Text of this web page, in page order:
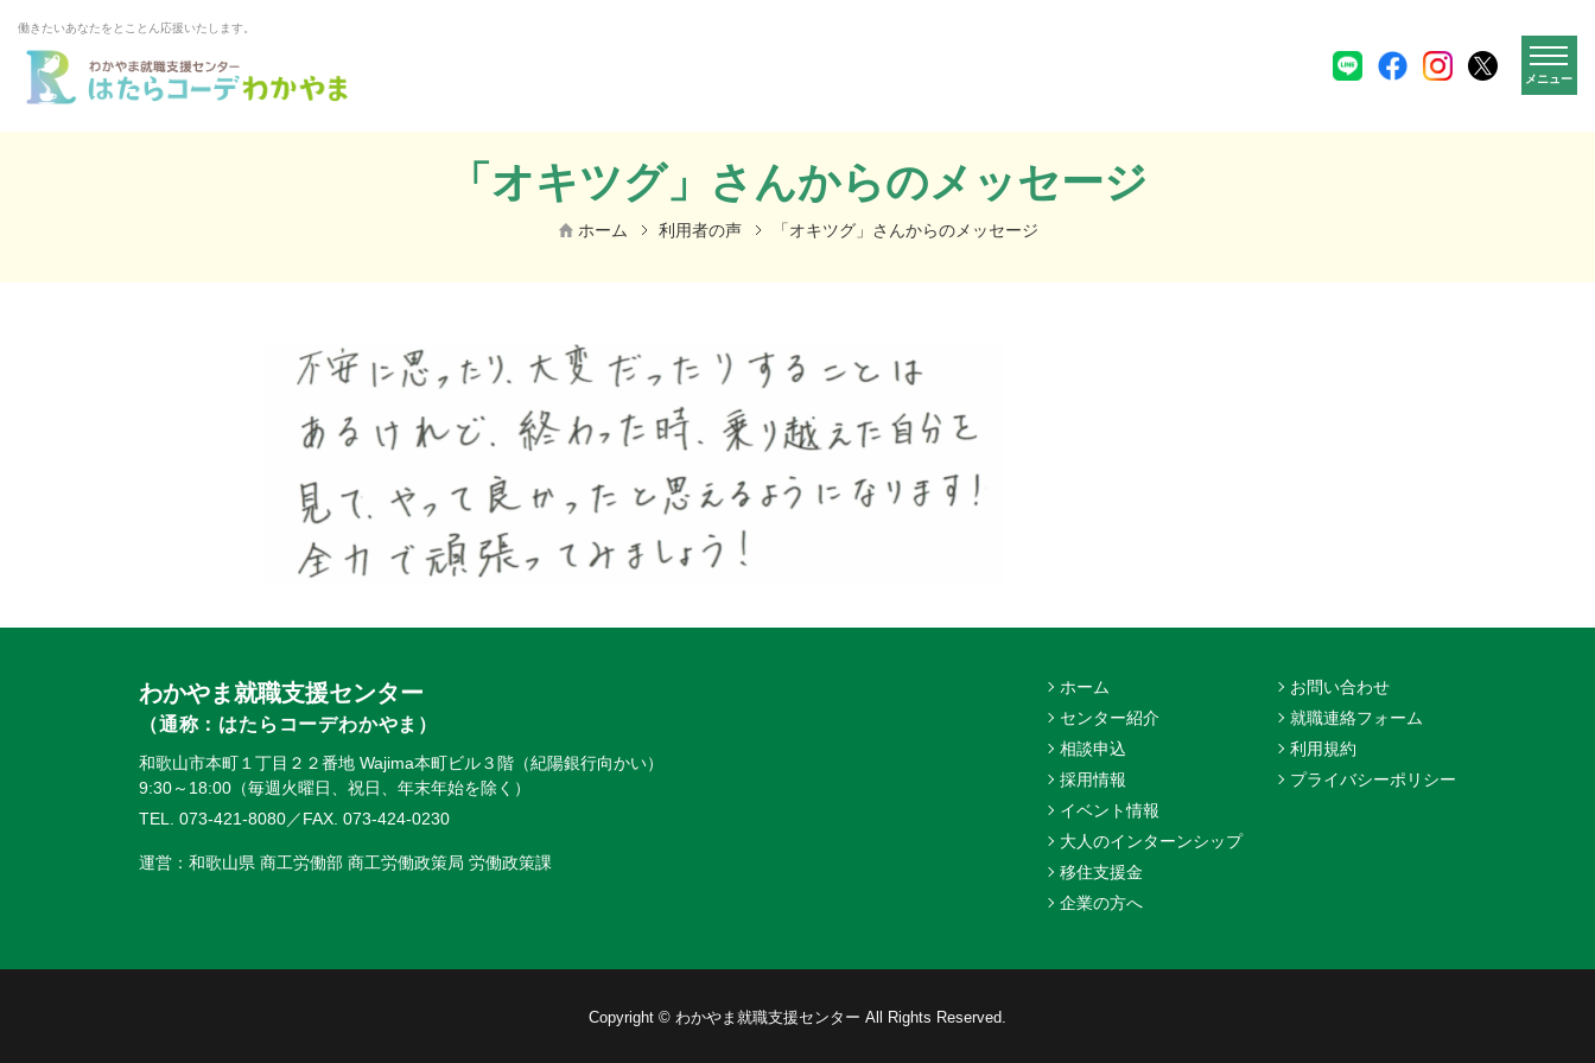
働きたいあなたをとことん応援いたします。
メニュー
「オキツグ」さんからのメッセージ
ホーム 利用者の声 「オキツグ」さんからのメッセージ
わかやま就職支援センター
（通称：はたらコーデわかやま）
和歌山市本町１丁目２２番地 Wajima本町ビル３階（紀陽銀行向かい）
9:30～18:00（毎週火曜日、祝日、年末年始を除く）
TEL. 073-421-8080／FAX. 073-424-0230
運営：和歌山県 商工労働部 商工労働政策局 労働政策課
ホーム
センター紹介
相談申込
採用情報
イベント情報
大人のインターンシップ
移住支援金
企業の方へ
お問い合わせ
就職連絡フォーム
利用規約
プライバシーポリシー
Copyright © わかやま就職支援センター All Rights Reserved.